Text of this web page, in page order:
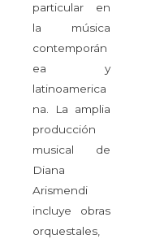
particular en
la música
contemporán
ea y
latinoamerica
na. La amplia
producción
musical de
Diana
Arismendi
incluye obras
orquestales,